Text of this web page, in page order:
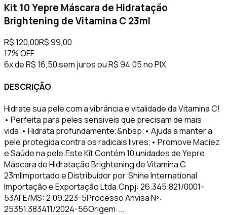
Kit 10 Yepre Máscara de Hidratação
Brightening de Vitamina C 23ml
R$ 120,00R$ 99,00
17%OFF
6x de R$ 16,50 sem jurosouR$ 94,05no PIX
DESCRIÇÃO
Hidrate sua pele com a vibrância e vitalidade da Vitamina C!
• Perfeita para peles sensiveis que precisam de mais
vida;• ⁠Hidrata profundamente;&nbsp;• ⁠Ajuda a manter a
pele protegida contra os radicais livres;• ⁠Promove Maciez
e Saúde na pele.Este Kit Contém 10 unidades de Yepre
Máscara de Hidratação Brightening de Vitamina C
23mlImportado e Distribuídor por:Shine International
Importação e Exportação Ltda.Cnpj: 26.345.821/0001-
53AFE/MS: 2.09.223-5Processo Anvisa Nº:
25351.383411/2024-56Origem:...